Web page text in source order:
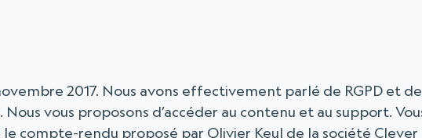
2017. Nous avons effectivement parlé de RGPD et de
vous proposons d’accéder au contenu et au support.
compte-rendu proposé par Olivier Keul de la société Clever